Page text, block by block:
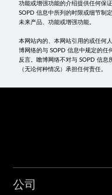
功能或增强功能的介绍提供任何保
SOPD 信息中所列的时限或细节制
未来产品、功能或增强功能。
本网站内的、本网站引用的或任何
博网络的与 SOPD 信息中规定的任
反言。瞻博网络不对与 SOPD 信息
（无论何种情况）承担任何责任。
公司